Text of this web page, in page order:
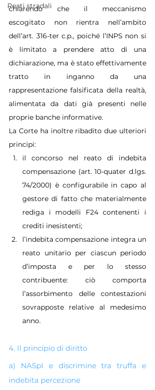
Reati stradali
chiarendo che il meccanismo
escogitato non rientra nell’ambito
dell’art. 316-ter c.p., poiché l’INPS non si
è limitato a prendere atto di una
dichiarazione, ma è stato effettivamente
tratto in inganno da una
rappresentazione falsificata della realtà,
alimentata da dati già presenti nelle
proprie banche informative.
La Corte ha inoltre ribadito due ulteriori
principi:
il concorso nel reato di indebita
compensazione (art. 10-quater d.lgs.
74/2000) è configurabile in capo al
gestore di fatto che materialmente
rediga i modelli F24 contenenti i
crediti inesistenti;
l’indebita compensazione integra un
reato unitario per ciascun periodo
d’imposta e per lo stesso
contribuente: ciò comporta
l’assorbimento delle contestazioni
sovrapposte relative al medesimo
anno.
4. Il principio di diritto
a) NASpI e discrimine tra truffa e
indebita percezione